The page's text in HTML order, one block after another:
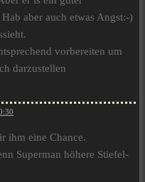
aber auch etwas Angst:-)
vorbereiten um
darzustellen
ihm eine Chance.
Superman höhere Stiefel-